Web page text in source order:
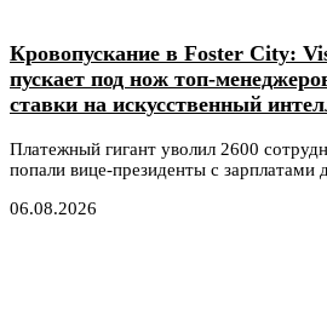
Кровопускание в Foster City:
пускает под нож топ-
ставки на искусственный
Платежный гигант уволил 2600
попали вице-президенты с зарплатами
06.08.2026